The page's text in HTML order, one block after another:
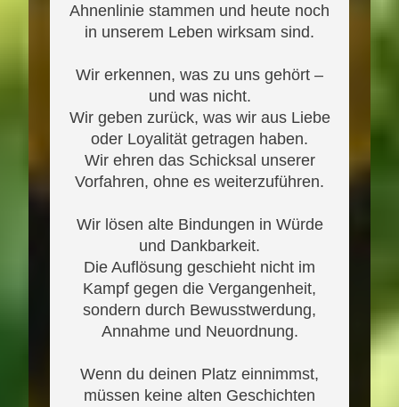
Ahnenlinie stammen und heute noch
in unserem Leben wirksam sind.
Wir erkennen, was zu uns gehört –
und was nicht.
Wir geben zurück, was wir aus Liebe
oder Loyalität getragen haben.
Wir ehren das Schicksal unserer
Vorfahren, ohne es weiterzuführen.
Wir lösen alte Bindungen in Würde
und Dankbarkeit.
Die Auflösung geschieht nicht im
Kampf gegen die Vergangenheit,
sondern durch Bewusstwerdung,
Annahme und Neuordnung.
Wenn du deinen Platz einnimmst,
müssen keine alten Geschichten